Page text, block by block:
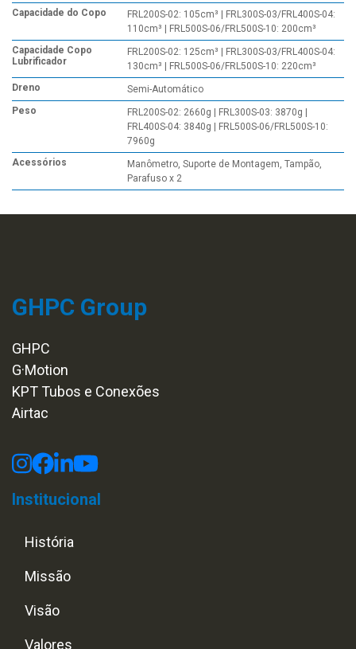
Capacidade do Copo
FRL200S-02: 105cm³ | FRL300S-03/FRL400S-04:
110cm³ | FRL500S-06/FRL500S-10: 200cm³
Capacidade Copo
Lubrificador
FRL200S-02: 125cm³ | FRL300S-03/FRL400S-04:
130cm³ | FRL500S-06/FRL500S-10: 220cm³
Dreno
Semi-Automático
Peso
FRL200S-02: 2660g | FRL300S-03: 3870g |
FRL400S-04: 3840g | FRL500S-06/FRL500S-10:
7960g
Acessórios
Manômetro, Suporte de Montagem, Tampão,
Parafuso x 2
GHPC Group
GHPC
G·Motion
KPT Tubos e Conexões
Airtac
Institucional
História
Missão
Visão
Valores